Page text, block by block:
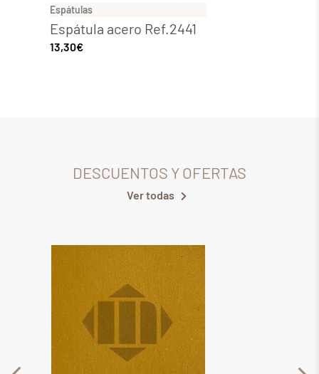
Espátulas
Espátula acero Ref.2441
13,30€
DESCUENTOS Y OFERTAS
Ver todas